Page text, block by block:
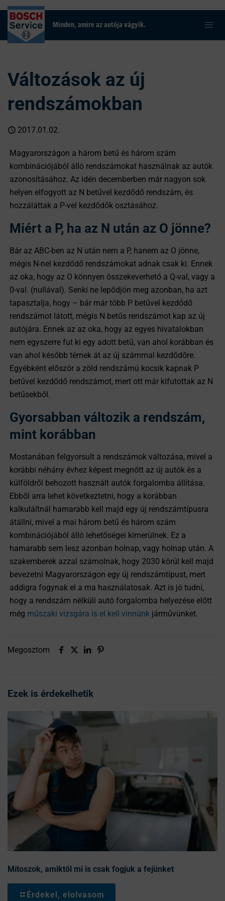
Minden, amire az autója vágyik.
Változások az új
rendszámokban
2017.01.02.
Magyarországon a három betű és három szám
kombinációjából álló rendszámokat használnak az autók
azonosításához. Az idén decemberben már nagyon sok
helyen elfogyott az N betűvel kezdődő rendszám, és
hozzáláttak a P-vel kezdődők osztásához.
Miért a P, ha az N után az O jönne?
Bár az ABC-ben az N után nem a P, hanem az O jönne,
mégis N-nel kezdődő rendszámokat adnak csak ki. Ennek
az oka, hogy az O könnyen összekeverhető a Q-val, vagy a
0-val. (nullával). Senki ne lepődjön meg azonban, ha azt
tapasztalja, hogy – bár már több P betűvel kezdődő
rendszámot látott, mégis N betűs rendszámot kap az új
autójára. Ennek az az oka, hogy az egyes hivatalokban
nem egyszerre fut ki egy adott betű, van ahol korábban és
van ahol később térnek át az új számmal kezdődőre.
Egyébként először a zöld rendszámú kocsik kapnak P
betűvel kezdődő rendszámot, mert ott már kifutottak az N
betűsekből.
Gyorsabban változik a rendszám,
mint korábban
Mostanában felgyorsult a rendszámok változása, mivel a
korábbi néhány évhez képest megnőtt az új autók és a
külföldről behozott használt autók forgalomba állítása.
Ebből arra lehet következtetni, hogy a korábban
kalkuláltnál hamarabb kell majd egy új rendszámtípusra
átállni, mivel a mai három betű és három szám
kombinációjából álló lehetőségei kimerülnek. Ez a
hamarabb sem lesz azonban holnap, vagy holnap után. A
szakemberek azzal számolnak, hogy 2030 körül kell majd
bevezetni Magyarországon egy új rendszámtípust, mert
addigra fogynak el a ma használatosak. Azt is jó tudni,
hogy a rendszám nélküli autó forgalomba helyezése előtt
még műszaki vizsgára is el kell vinnünk járművünket.
Megosztom
Ezek is érdekelhetik
Mítoszok, amiktől mi is csak fogjuk a fejünket
Érdekel, elolvasom